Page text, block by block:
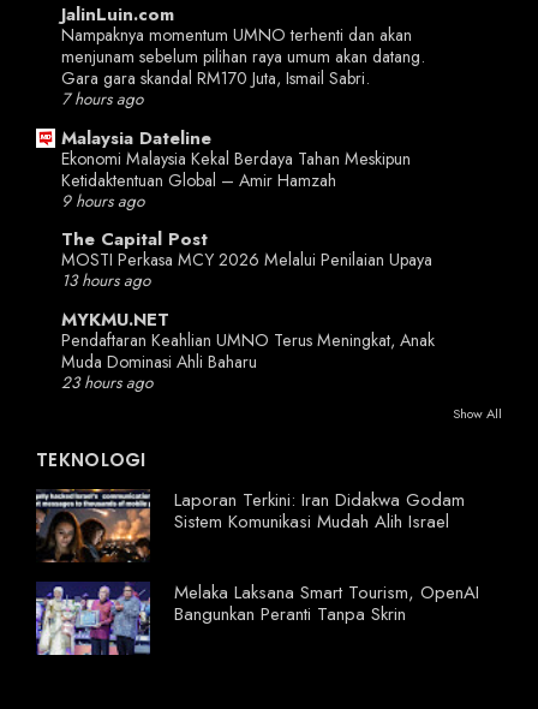
JalinLuin.com
Nampaknya momentum UMNO terhenti dan akan
menjunam sebelum pilihan raya umum akan datang.
Gara gara skandal RM170 Juta, Ismail Sabri.
7 hours ago
Malaysia Dateline
Ekonomi Malaysia Kekal Berdaya Tahan Meskipun
Ketidaktentuan Global – Amir Hamzah
9 hours ago
The Capital Post
MOSTI Perkasa MCY 2026 Melalui Penilaian Upaya
13 hours ago
MYKMU.NET
Pendaftaran Keahlian UMNO Terus Meningkat, Anak
Muda Dominasi Ahli Baharu
23 hours ago
Show All
TEKNOLOGI
Laporan Terkini: Iran Didakwa Godam
Sistem Komunikasi Mudah Alih Israel
Melaka Laksana Smart Tourism, OpenAI
Bangunkan Peranti Tanpa Skrin